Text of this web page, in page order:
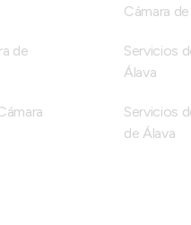
Cámara
de
Servicios
Álava
Servicios
de Álava